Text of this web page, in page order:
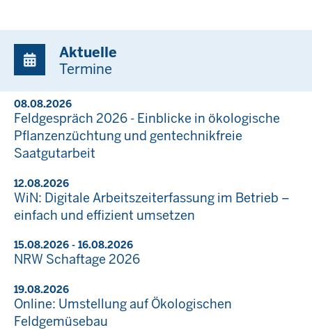
Aktuelle
Termine
08.08.2026
Feldgespräch 2026 - Einblicke in ökologische
Pflanzenzüchtung und gentechnikfreie
Saatgutarbeit
12.08.2026
WiN: Digitale Arbeitszeiterfassung im Betrieb –
einfach und effizient umsetzen
15.08.2026 - 16.08.2026
NRW Schaftage 2026
19.08.2026
Online: Umstellung auf Ökologischen
Feldgemüsebau